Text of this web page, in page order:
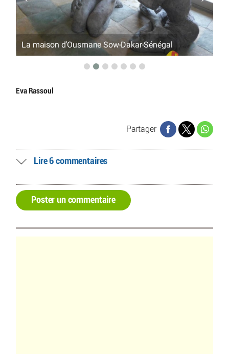
La maison d’Ousmane Sow-Dakar-Sénégal
Eva Rassoul
Partager
Lire 6 commentaires
Poster un commentaire